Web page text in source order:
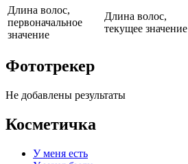
Длина волос,
первоначальное
значение
Длина волос,
текущее значение
Фототрекер
Не добавлены результаты
Косметичка
У меня есть